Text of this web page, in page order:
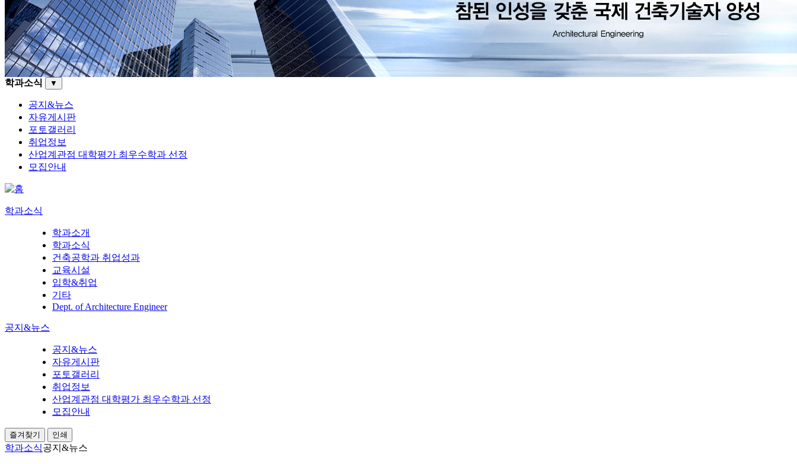
학과소식 ▼
공지&뉴스
자유게시판
포토갤러리
취업정보
산업계관점 대학평가 최우수학과 선정
모집안내
학과소식
학과소개
학과소식
건축공학과 취업성과
교육시설
입학&취업
기타
Dept. of Architecture Engineer
공지&뉴스
공지&뉴스
자유게시판
포토갤러리
취업정보
산업계관점 대학평가 최우수학과 선정
모집안내
즐겨찾기 인쇄
학과소식공지&뉴스